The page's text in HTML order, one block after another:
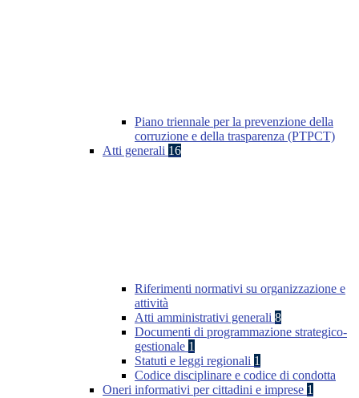
Piano triennale per la prevenzione della
corruzione e della trasparenza (PTPCT)
Atti generali 16
Riferimenti normativi su organizzazione e
attività
Atti amministrativi generali 8
Documenti di programmazione strategico-
gestionale 1
Statuti e leggi regionali 1
Codice disciplinare e codice di condotta
Oneri informativi per cittadini e imprese 1